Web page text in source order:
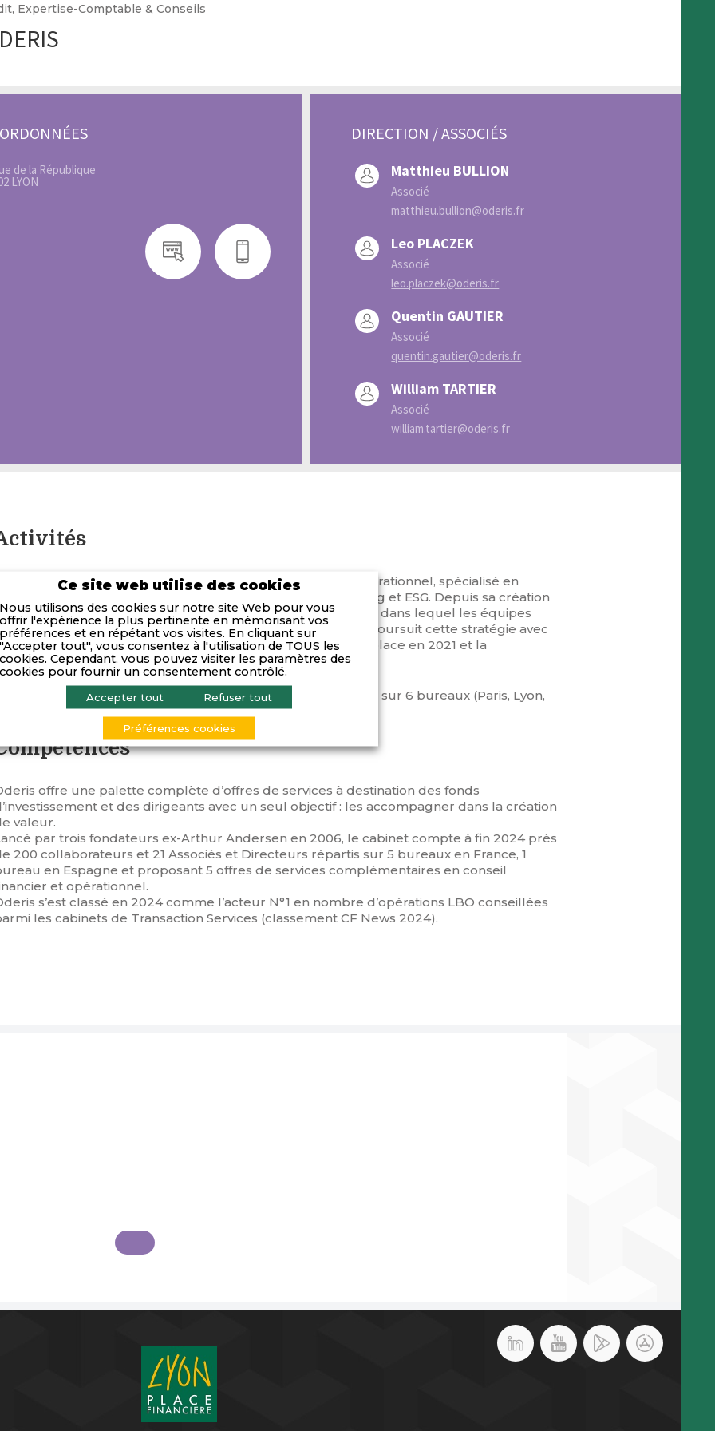
Expertise-Comptable & Conseils
de la République
LYON
DIRECTION / ASSOCIÉS
Matthieu BULLION
Associé
matthieu.bullion@oderis.fr
Leo PLACZEK
Associé
leo.placzek@oderis.fr
Quentin GAUTIER
Associé
quentin.gautier@oderis.fr
William TARTIER
Associé
william.tartier@oderis.fr
Oderis est un cabinet indépendant de conseil financier et opérationnel, spécialisé en
Transaction Services, Transformation, Évaluation, Restructuring et ESG. Depuis sa création
en 2006, Oderis défend son statut de cabinet à taille humaine dans lequel les équipes
sont au cœur de la stratégie de développement. Le cabinet poursuit cette stratégie avec
des initiatives innovantes comme l’actionnariat salarié mis en place en 2021 et la
participation active des équipes à la vie du cabinet.
Oderis compte à fin 2024 près de 200 collaborateurs répartis sur 6 bureaux (Paris, Lyon,
Bordeaux, Nantes, Rennes et Madrid).
offre une palette complète d’offres de services à destination des fonds
et des dirigeants avec un seul objectif : les accompagner dans la création
valeur.
par trois fondateurs ex-Arthur Andersen en 2006, le cabinet compte à fin 2024 près
200 collaborateurs et 21 Associés et Directeurs répartis sur 5 bureaux en France, 1
en Espagne et proposant 5 offres de services complémentaires en conseil
et opérationnel.
s’est classé en 2024 comme l’acteur N°1 en nombre d’opérations LBO conseillées
les cabinets de Transaction Services (classement CF News 2024).
Ce site web utilise des cookies
Nous utilisons des cookies sur notre site Web pour vous
offrir l'expérience la plus pertinente en mémorisant vos
préférences et en répétant vos visites. En cliquant sur
"Accepter tout", vous consentez à l'utilisation de TOUS les
cookies. Cependant, vous pouvez visiter les paramètres des
cookies pour fournir un consentement contrôlé.
Accepter tout Refuser tout
Préférences cookies